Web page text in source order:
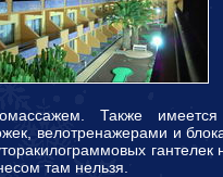
Также
велотренажерами и
там нельзя.